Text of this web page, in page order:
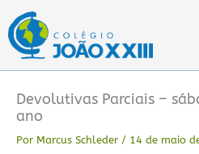
para
conteúdo
Devolutivas Parciais –
ano
Por Marcus Schleder / 14 de maio